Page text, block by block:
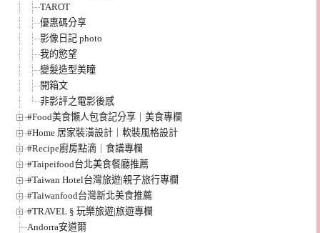
TAROT
優惠碼分享
影像日記 photo
我的慾望
變髮造型美瞳
開箱文
非影評之電影後感
#Food美食懶人包食記分享｜美食專欄
#Home 居家裝潢設計｜軟裝風格設計
#Recipe廚房點滴｜食譜專欄
#Taipeifood台北美食餐廳推薦
#Taiwan Hotel台灣旅遊|親子旅行專欄
#Taiwanfood台灣新北美食推薦
#TRAVEL § 玩樂旅遊|旅遊專欄
Andorra安道爾